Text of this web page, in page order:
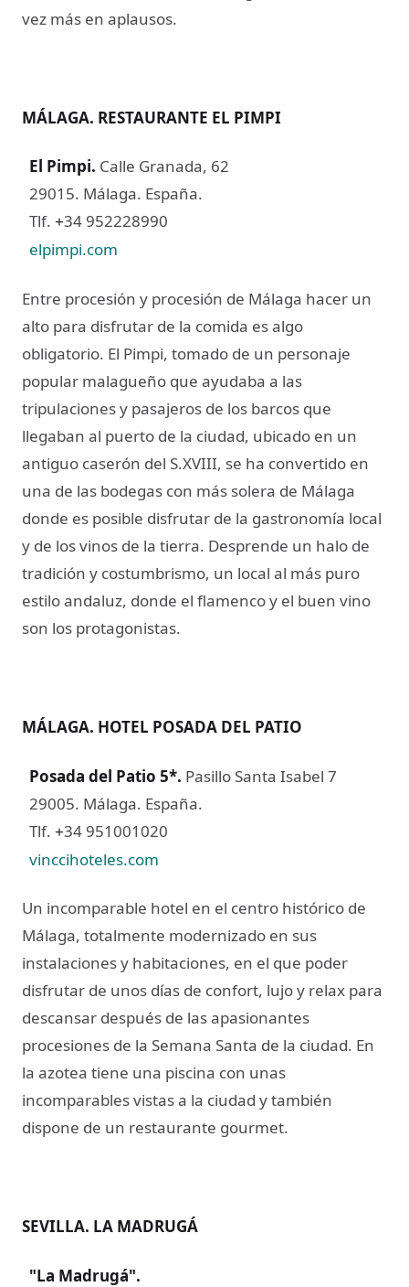
vez más en aplausos.
MÁLAGA. RESTAURANTE EL PIMPI
El Pimpi. Calle Granada, 62
29015. Málaga. España.
Tlf. +34 952228990
elpimpi.com
Entre procesión y procesión de Málaga hacer un
alto para disfrutar de la comida es algo
obligatorio. El Pimpi, tomado de un personaje
popular malagueño que ayudaba a las
tripulaciones y pasajeros de los barcos que
llegaban al puerto de la ciudad, ubicado en un
antiguo caserón del S.XVIII, se ha convertido en
una de las bodegas con más solera de Málaga
donde es posible disfrutar de la gastronomía local
y de los vinos de la tierra. Desprende un halo de
tradición y costumbrismo, un local al más puro
estilo andaluz, donde el flamenco y el buen vino
son los protagonistas.
MÁLAGA. HOTEL POSADA DEL PATIO
Posada del Patio 5*. Pasillo Santa Isabel 7
29005. Málaga. España.
Tlf. +34 951001020
vinccihoteles.com
Un incomparable hotel en el centro histórico de
Málaga, totalmente modernizado en sus
instalaciones y habitaciones, en el que poder
disfrutar de unos días de confort, lujo y relax para
descansar después de las apasionantes
procesiones de la Semana Santa de la ciudad. En
la azotea tiene una piscina con unas
incomparables vistas a la ciudad y también
dispone de un restaurante gourmet.
SEVILLA. LA MADRUGÁ
"La Madrugá".